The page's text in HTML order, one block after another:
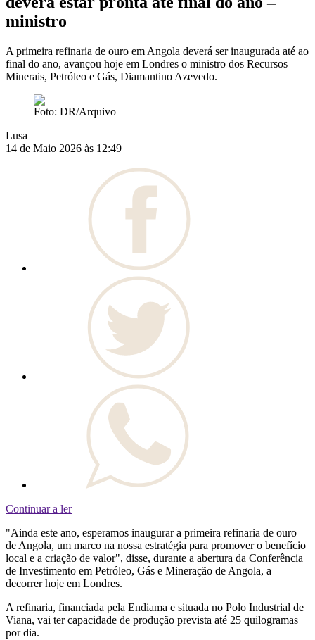
ministro
A primeira refinaria de ouro em Angola deverá ser inaugurada até ao
final do ano, avançou hoje em Londres o ministro dos Recursos
Minerais, Petróleo e Gás, Diamantino Azevedo.
Foto: DR/Arquivo
Lusa
14 de Maio 2026 às 12:49
Continuar a ler
"Ainda este ano, esperamos inaugurar a primeira refinaria de ouro
de Angola, um marco na nossa estratégia para promover o benefício
local e a criação de valor", disse, durante a abertura da Conferência
de Investimento em Petróleo, Gás e Mineração de Angola, a
decorrer hoje em Londres.
A refinaria, financiada pela Endiama e situada no Polo Industrial de
Viana, vai ter capacidade de produção prevista até 25 quilogramas
por dia.